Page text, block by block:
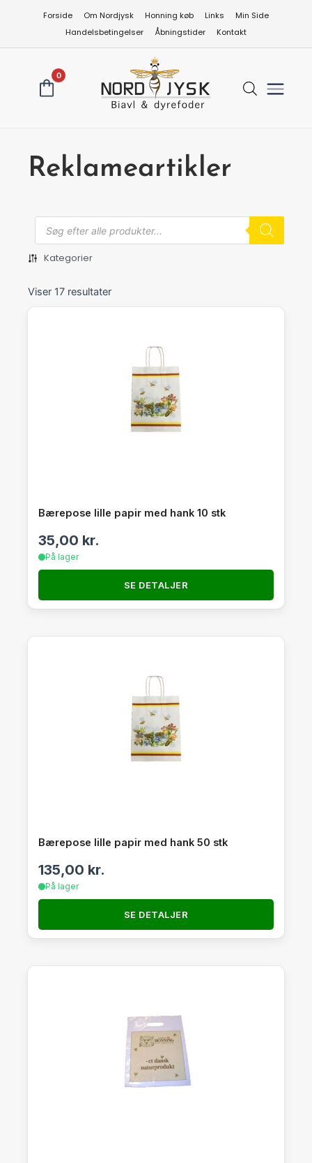
Forside Om Nordjysk Honning køb Links
Min Side
Handelsbetingelser
Åbningstider Kontakt
0
Reklameartikler
Produkts
search
Kategorier
Viser 17 resultater
Bærepose lille papir med hank 10 stk
35,00 kr.
På lager
SE DETALJER
Bærepose lille papir med hank 50 stk
135,00 kr.
På lager
SE DETALJER